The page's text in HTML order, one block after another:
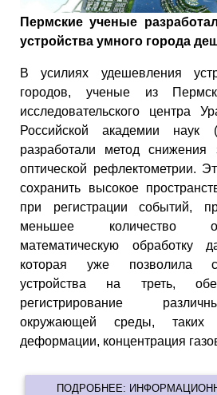
Пермские ученые
устройства умного города
В усилиях удешевления
городов, ученые из
исследовательского центра
Российской академии
разработали метод снижения
оптической рефлектометрии.
сохранить высокое
при регистрации событий,
меньшее количество
математическую обработку
которая уже позволила
устройства на треть,
регистрирование
окружающей среды, таких
деформации, концентрация
ПОДРОБНЕЕ: